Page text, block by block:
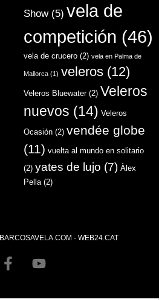
Show(5) vela de
competición (46)
vela de crucero (2) vela en Palma de
Mallorca (1) veleros (12)
Veleros Bluewater(2) Veleros
nuevos (14) Veleros
Ocasión (2) vendée globe
(11) vuelta al mundo en solitario
(2) yates de lujo (7) Àlex
Pella(2)
BARCOSAVELA.COM - WEB24.CAT